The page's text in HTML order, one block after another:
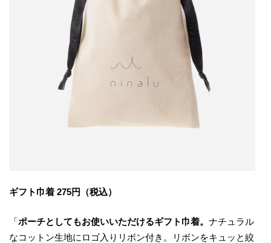
ギフト巾着 275円（税込）
「ポーチとしてもお使いいただけるギフト巾着。 ナチュラル
なコットン生地にロゴ入りリボン付き。リボンをキュッと絞